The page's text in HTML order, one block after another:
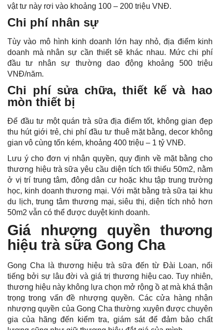
vật tư này rơi vào khoảng 100 – 200 triệu VNĐ.
Chi phí nhân sự
Tùy vào mô hình kinh doanh lớn hay nhỏ, địa điểm kinh
doanh mà nhân sự cần thiết sẽ khác nhau. Mức chi phí
đầu tư nhân sự thường dao động khoảng 500 triệu
VNĐ/năm.
Chi phí sửa chữa, thiết kế và hao
mòn thiết bị
Để đầu tư một quán trà sữa địa điểm tốt, không gian đẹp
thu hút giới trẻ, chi phí đầu tư thuê mặt bằng, decor không
gian vô cùng tốn kém, khoảng 400 triệu – 1 tỷ VNĐ.
Lưu ý cho đơn vị nhận quyền, quy định về mặt bằng cho
thương hiệu trà sữa yêu cầu diện tích tối thiểu 50m2, nằm
ở vị trí trung tâm, đông dân cư hoặc khu tập trung trường
học, kinh doanh thương mại. Với mặt bằng trà sữa tại khu
du lịch, trung tâm thương mại, siêu thị, diện tích nhỏ hơn
50m2 vẫn có thể được duyệt kinh doanh.
Giá nhượng quyền thương
hiệu trà sữa Gong Cha
Gong Cha là thương hiệu trà sữa đến từ Đài Loan, nổi
tiếng bởi sự lâu đời và giá trị thương hiệu cao. Tuy nhiên,
thương hiệu này không lựa chọn mở rộng ồ ạt mà khá thận
trọng trong vấn đề nhượng quyền. Các cửa hàng nhận
nhượng quyền của Gong Cha thường xuyên được chuyên
gia của hãng đến kiểm tra, giám sát để đảm bảo chất